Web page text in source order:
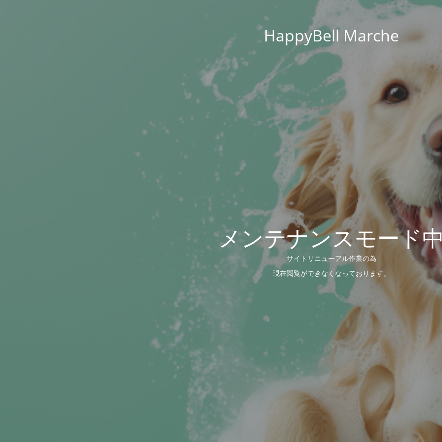
HappyBell Marche
メンテナンスモード
サイトリニューアル作業の為
現在閲覧ができなくなっております。